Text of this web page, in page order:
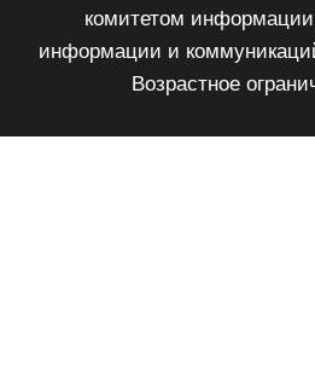
комитетом
информации и
Возрастное